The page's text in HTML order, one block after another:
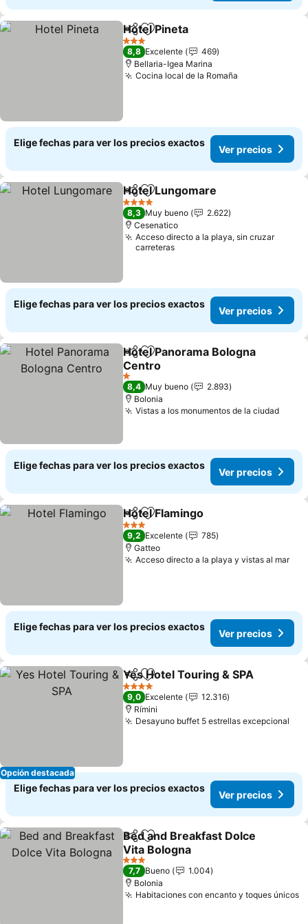
CompartirAgregar a favoritos
Hotel Pineta
3 Estrellas
8,8 Excelente
469
Bellaria-Igea Marina
Cocina local de la Romaña
Elige fechas para ver los precios exactos
Ver precios
CompartirAgregar a favoritos
Hotel Lungomare
4 Estrellas
8,3 Muy bueno
2.622
Cesenatico
Acceso directo a la playa, sin cruzar
carreteras
Elige fechas para ver los precios exactos
Ver precios
CompartirAgregar a favoritos
Hotel Panorama Bologna
Centro
1 Estrellas
8,4 Muy bueno
2.893
Bolonia
Vistas a los monumentos de la ciudad
Elige fechas para ver los precios exactos
Ver precios
CompartirAgregar a favoritos
Hotel Flamingo
3 Estrellas
9,2 Excelente
785
Gatteo
Acceso directo a la playa y vistas al mar
Elige fechas para ver los precios exactos
Ver precios
Opción destacada
Compartir
Agregar a favoritos
Yes Hotel Touring & SPA
4 Estrellas
9,0 Excelente
12.316
Rímini
Desayuno buffet 5 estrellas excepcional
Elige fechas para ver los precios exactos
Ver precios
CompartirAgregar a favoritos
Bed and Breakfast Dolce
Vita Bologna
3 Estrellas
7,7 Bueno
1.004
Bolonia
Habitaciones con encanto y toques únicos